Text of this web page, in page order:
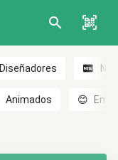
Diseñadores
Animados 😊